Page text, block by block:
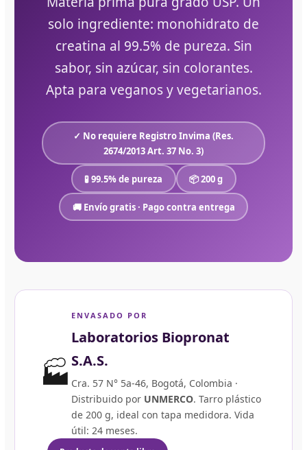
solo ingrediente: monohidrato de
creatina al 99.5% de pureza. Sin
sabor, sin azúcar, sin colorantes.
Apta para veganos y vegetarianos.
✓ No requiere Registro Invima (Res.
2674/2013 Art. 37 No. 3)
🧪 99.5% de pureza 📦 200 g
🚚 Envío gratis · Pago contra entrega
🏭
ENVASADO POR
Laboratorios Biopronat
S.A.S.
Cra. 57 N° 5a-46, Bogotá, Colombia ·
Distribuido por UNMERCO. Tarro plástico
de 200 g, ideal con tapa medidora. Vida
útil: 24 meses.